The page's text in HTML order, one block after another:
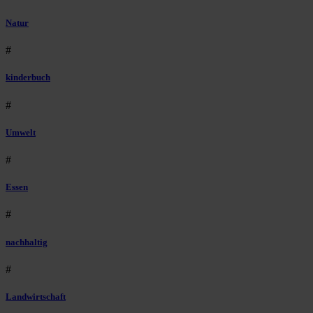
Natur
#
kinderbuch
#
Umwelt
#
Essen
#
nachhaltig
#
Landwirtschaft